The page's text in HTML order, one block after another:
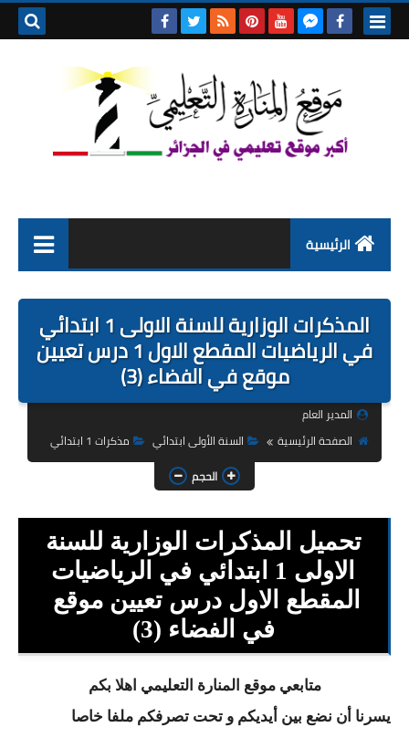
الرئيسية
التربية التحضيرية
السنة الاولى ابتدائي
السنة الثالثة ابتدائي
السنة الخامسة ابتدائي
شهادة التعليم الابتدائي
تزيين القسم
السنة الاولى متوسط
المذكرات الوزارية للسنة الاولى 1 ابتدائي
في الرياضيات المقطع الاول 1 درس تعيين
موقع في الفضاء (3)
المدير العام
الصفحة الرئيسية
السنة الأولى ابتدائي
مذكرات 1 ابتدائي
الحجم
تحميل المذكرات الوزارية للسنة
الاولى 1 ابتدائي في الرياضيات
المقطع الاول درس تعيين موقع
في الفضاء (3)
متابعي موقع المنارة التعليمي اهلا بكم
يسرنا أن نضع بين أيديكم و تحت تصرفكم ملفا خاصا